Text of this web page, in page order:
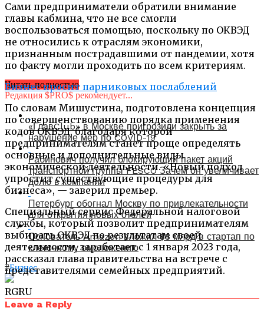
Сами предприниматели обратили внимание
главы кабмина, что не все смогли
воспользоваться помощью, поскольку по ОКВЭД
не относились к отраслям экономики,
признанным пострадавшими от пандемии, хотя
по факту могли проходить по всем критериям.
Бизнес просит парниковых послаблений
По словам Мишустина, подготовлена концепция
по совершенствованию порядка применения
кодов ОКВЭД, благодаря которой
предпринимателям станет проще определять
основные и дополнительные виды
экономической деятельности. «Новый подход
упростит существующие процедуры для
бизнеса», — заверил премьер.
Специальный сервис Федеральной налоговой
службы, который позволит предпринимателям
выбирать ОКВЭД по результатам своей
деятельности, заработает с 1 января 2023 года,
рассказал глава правительства на встрече с
представителями семейных предприятий.
RGRU
Читать полностью
Редакция $PRO$ рекомендует...
«ГлавClub» в Москве пригрозили закрыть за
нарушение мер по COVID-19
Рабинович получил блокирующий пакет акций
транспортной группы FESCO Зачем он увеличивает
долю в компании
Петербург обогнал Москву по привлекательности
для открытия новых отелей
Основатель Amazon вложил $3 млрд в стартап по
клеточному омоложению
#Бизнес
Leave a Reply